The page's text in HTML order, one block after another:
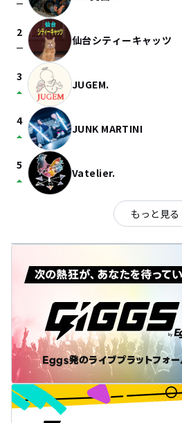
check_indeterminate_small
2
check_indeterminate_small 仙台シティーキャッツ
3
arrow_drop_up JUGEM.
4
arrow_drop_up JUNK MARTINI
5
arrow_drop_up Vatelier.
もっと見る